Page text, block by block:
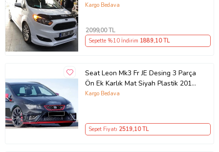
Kargo Bedava
2099,00 TL
Sepette %10 İndirim 1889,10 TL
Seat Leon Mk3 Fr JE Desing 3 Parça
Ön Ek Karlık Mat Siyah Plastik 2013
2014 2015 2016
Kargo Bedava
Sepet Fiyatı 2519,10 TL